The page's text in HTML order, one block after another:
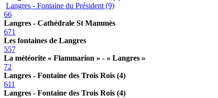
Langres - Fontaine du Président (9)
66
Langres - Cathédrale St Mammès
671
Les fontaines de Langres
557
La météorite « Flammarion » - « Langres »
72
Langres - Fontaine des Trois Rois (4)
611
Langres - Fontaine des Trois Rois (4)